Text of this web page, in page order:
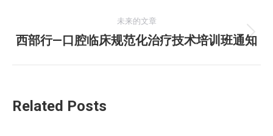
航
的
文
未来的文章
未
西部行—口腔临床规范化治疗技术培训班通知
Related Posts